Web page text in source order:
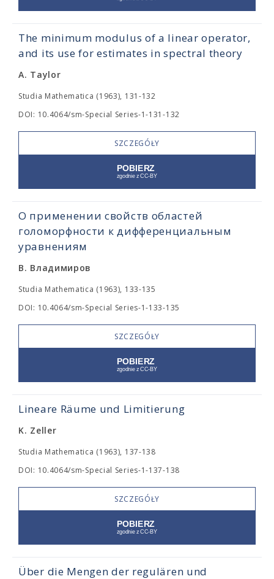
The minimum modulus of a linear operator,
and its use for estimates in spectral theory
A. Taylor
Studia Mathematica (1963), 131-132
DOI: 10.4064/sm-Special Series-1-131-132
SZCZEGÓŁY
О применении свойств областей
голоморфности к дифференциальным
уравнениям
В. Владимиров
Studia Mathematica (1963), 133-135
DOI: 10.4064/sm-Special Series-1-133-135
SZCZEGÓŁY
Lineare Räume und Limitierung
K. Zeller
Studia Mathematica (1963), 137-138
DOI: 10.4064/sm-Special Series-1-137-138
SZCZEGÓŁY
Über die Mengen der regulären und